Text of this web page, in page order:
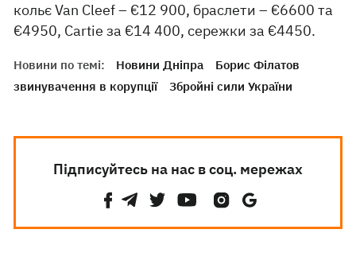
кольє Van Cleef – €12 900, браслети – €6600 та
€4950, Cartie за €14 400, сережки за €4450.
Новини по темі: Новини Дніпра
Борис Філатов
звинувачення в корупції
Збройні сили України
Підписуйтесь на нас в соц. мережах